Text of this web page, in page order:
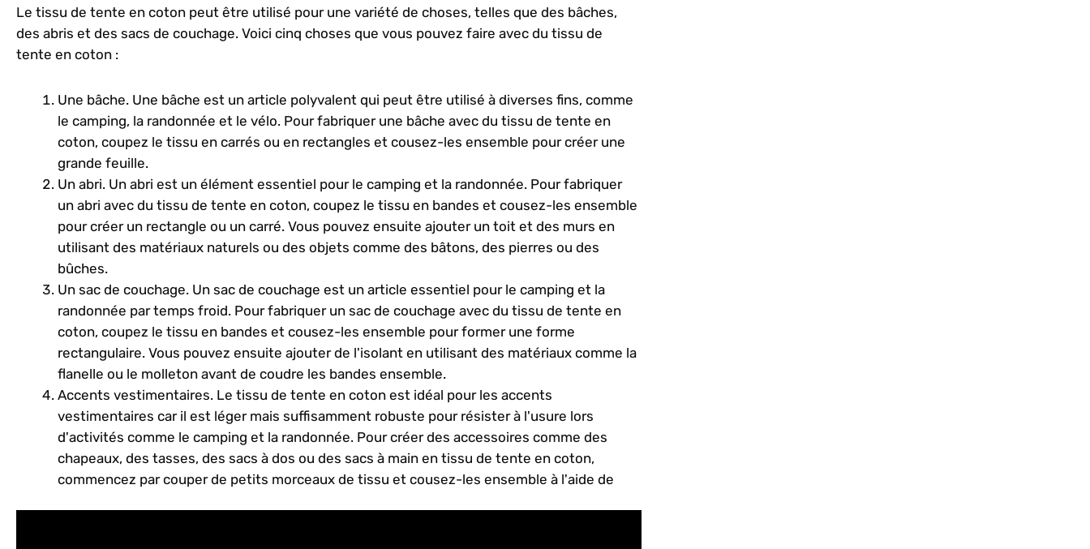
Le tissu de tente en coton peut être utilisé pour une variété de choses, telles que des bâches,
des abris et des sacs de couchage. Voici cinq choses que vous pouvez faire avec du tissu de
tente en coton :
Une bâche. Une bâche est un article polyvalent qui peut être utilisé à diverses fins, comme
le camping, la randonnée et le vélo. Pour fabriquer une bâche avec du tissu de tente en
coton, coupez le tissu en carrés ou en rectangles et cousez-les ensemble pour créer une
grande feuille.
Un abri. Un abri est un élément essentiel pour le camping et la randonnée. Pour fabriquer
un abri avec du tissu de tente en coton, coupez le tissu en bandes et cousez-les ensemble
pour créer un rectangle ou un carré. Vous pouvez ensuite ajouter un toit et des murs en
utilisant des matériaux naturels ou des objets comme des bâtons, des pierres ou des
bûches.
Un sac de couchage. Un sac de couchage est un article essentiel pour le camping et la
randonnée par temps froid. Pour fabriquer un sac de couchage avec du tissu de tente en
coton, coupez le tissu en bandes et cousez-les ensemble pour former une forme
rectangulaire. Vous pouvez ensuite ajouter de l'isolant en utilisant des matériaux comme la
flanelle ou le molleton avant de coudre les bandes ensemble.
Accents vestimentaires. Le tissu de tente en coton est idéal pour les accents
vestimentaires car il est léger mais suffisamment robuste pour résister à l'usure lors
d'activités comme le camping et la randonnée. Pour créer des accessoires comme des
chapeaux, des tasses, des sacs à dos ou des sacs à main en tissu de tente en coton,
commencez par couper de petits morceaux de tissu et cousez-les ensemble à l'aide de